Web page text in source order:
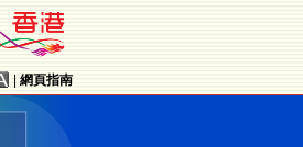
網頁指南